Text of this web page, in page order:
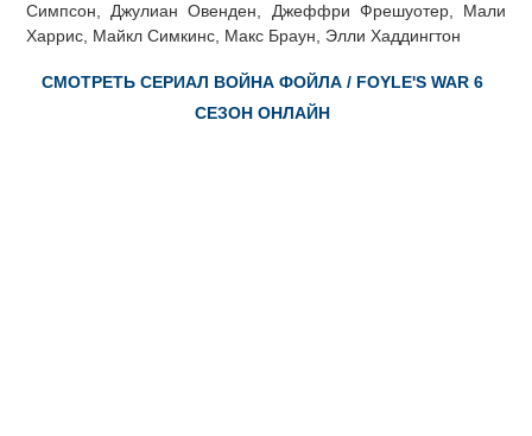
Симпсон, Джулиан Овенден, Джеффри Фрешуотер, Мали
Харрис, Майкл Симкинс, Макс Браун, Элли Хаддингтон
СМОТРЕТЬ СЕРИАЛ ВОЙНА ФОЙЛА / FOYLE'S WAR 6
СЕЗОН ОНЛАЙН